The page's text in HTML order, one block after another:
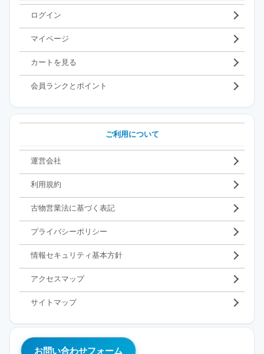
ログイン
マイページ
カートを見る
会員ランクとポイント
ご利用について
運営会社
利用規約
古物営業法に基づく表記
プライバシーポリシー
情報セキュリティ基本方針
アクセスマップ
サイトマップ
お問い合わせフォーム